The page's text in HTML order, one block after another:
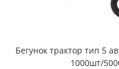
Бегунок трактор тип 5
1000шт/